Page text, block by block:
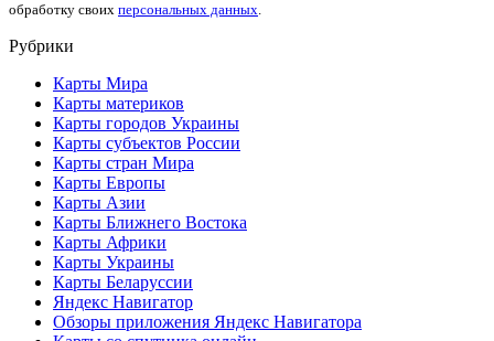
обработку своих персональных данных.
Рубрики
Карты Мира
Карты материков
Карты городов Украины
Карты субъектов России
Карты стран Мира
Карты Европы
Карты Азии
Карты Ближнего Востока
Карты Африки
Карты Украины
Карты Беларуссии
Яндекс Навигатор
Обзоры приложения Яндекс Навигатора